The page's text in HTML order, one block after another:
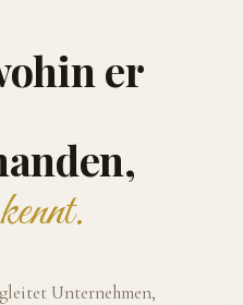
er
Unternehmen,